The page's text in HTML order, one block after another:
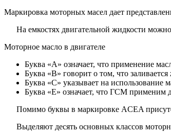
Маркировка моторных масел дает
На емкостях двигательной жидкости
Моторное масло в двигателе
Буква «А» означает, что применение
Буква «В» говорит о том, что
Буква «С» указывает на использование
Буква «Е» означает, что ГСМ применим
Помимо буквы в маркировке ACEA
Выделяют десять основных классов